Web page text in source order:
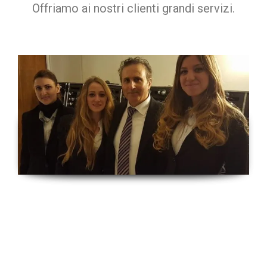
Offriamo ai nostri clienti grandi servizi.